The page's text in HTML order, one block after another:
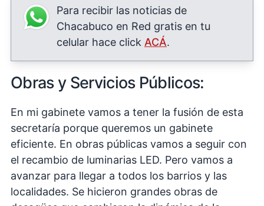
Para recibir las noticias de
Chacabuco en Red gratis en tu
celular hace click ACÁ.
Obras y Servicios Públicos:
En mi gabinete vamos a tener la fusión de esta
secretaría porque queremos un gabinete
eficiente. En obras públicas vamos a seguir con
el recambio de luminarias LED. Pero vamos a
avanzar para llegar a todos los barrios y las
localidades. Se hicieron grandes obras de